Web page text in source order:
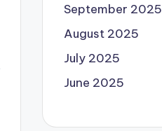
September 2025
August 2025
July 2025
June 2025